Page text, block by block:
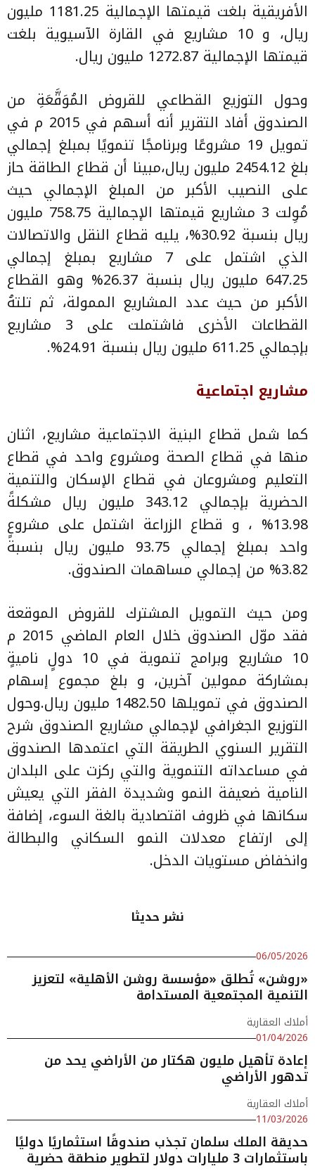
الأفريقية بلغت قيمتها الإجمالية 1181.25 مليون
ريال، و 10 مشاريع في القارة الآسيوية بلغت
قيمتها الإجمالية 1272.87 مليون ريال.
وحول التوزيع القطاعي للقروض المُوَقَّعَةِ من
الصندوق أفاد التقرير أنه أسهم في 2015 م في
تمويل 19 مشروعًا وبرنامجًا تنمويًا بمبلغ إجمالي
بلغ 2454.12 مليون ريال،مبينا أن قطاع الطاقة حاز
على النصيب الأكبر من المبلغ الإجمالي حيث
مُوِلت 3 مشاريع قيمتها الإجمالية 758.75 مليون
ريال بنسبة 30.92%، يليه قطاع النقل والاتصالات
الذي اشتمل على 7 مشاريع بمبلغ إجمالي
647.25 مليون ريال بنسبة 26.37% وهو القطاع
الأكبر من حيث عدد المشاريع الممولة، ثم تلتهُ
القطاعات الأخرى فاشتملت على 3 مشاريع
بإجمالي 611.25 مليون ريال بنسبة 24.91%.
مشاريع اجتماعية
كما شمل قطاع البنية الاجتماعية مشاريع، اثنان
منها في قطاع الصحة ومشروع واحد في قطاع
التعليم ومشروعان في قطاع الإسكان والتنمية
الحضرية بإجمالي 343.12 مليون ريال مشكلةً
13.98% ، و قطاع الزراعة اشتمل على مشروعٍ
واحد بمبلغ إجمالي 93.75 مليون ريال بنسبة
3.82% من إجمالي مساهمات الصندوق.
ومن حيث التمويل المشترك للقروض الموقعة
فقد موّل الصندوق خلال العام الماضي 2015 م
10 مشاريع وبرامج تنموية في 10 دولٍ ناميةٍ
بمشاركة ممولين آخرين، و بلغ مجموع إسهام
الصندوق في تمويلها 1482.50 مليون ريال.وحول
التوزيع الجغرافي لإجمالي مشاريع الصندوق شرح
التقرير السنوي الطريقة التي اعتمدها الصندوق
في مساعداته التنموية والتي ركزت على البلدان
النامية ضعيفة النمو وشديدة الفقر التي يعيش
سكانها في ظروف اقتصادية بالغة السوء، إضافة
إلى ارتفاع معدلات النمو السكاني والبطالة
وانخفاض مستويات الدخل.
نشر حديثا
06/05/2026
«روشن» تُطلق «مؤسسة روشن الأهلية» لتعزيز
التنمية المجتمعية المستدامة
أملاك العقارية
01/04/2026
إعادة تأهيل مليون هكتار من الأراضي يحد من
تدهور الأراضي
أملاك العقارية
11/03/2026
حديقة الملك سلمان تجذب صندوقًا استثماريًا دوليًا
باستثمارات 3 مليارات دولار لتطوير منطقة حضرية